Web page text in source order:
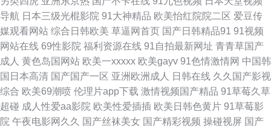
产美女直播喷水91 欧美国产日韩久久 99操操 白洁av 欧美AA级视屏 91剧场
黄色 欧美一区啪啪视频 Av在线免费播放网址 91亲娱乐在线视频 日本A片免
费视频 97资源在线视频 亚洲av不卡在线观看 美女视频直播91 欧美发生性行
为视频 91小电影 九九影院黄色片 av撸撸色 久草网址国产 日韩礼品91刺激
导航 日本三级光棍影院 91大神精品 欧美怡红院院二区 爱豆传
媒观看网站 综合日韩欧美 草逼网首页 国产日韩精品91 91视频
网站在线 69性影院 福利资源在线 91自拍最新网址 青青草国产
成人 黄色岛国网站 欧美一xxxxx 欧美gayv 91色情激情网 中国韩
国日本高清 国产国产一区 亚洲欧洲成人 日韩在线 久久国产影视
综合 欧美69潮喷 伦理片app下载 激情视频国产精品 91草莓久草
超碰 成人性爱aa影院 欧美性爱插插 欧美日韩色黄片 91草莓影
院 午夜电影网久久 国产丝袜美女 国产精彩视频 操碰视屏 国产